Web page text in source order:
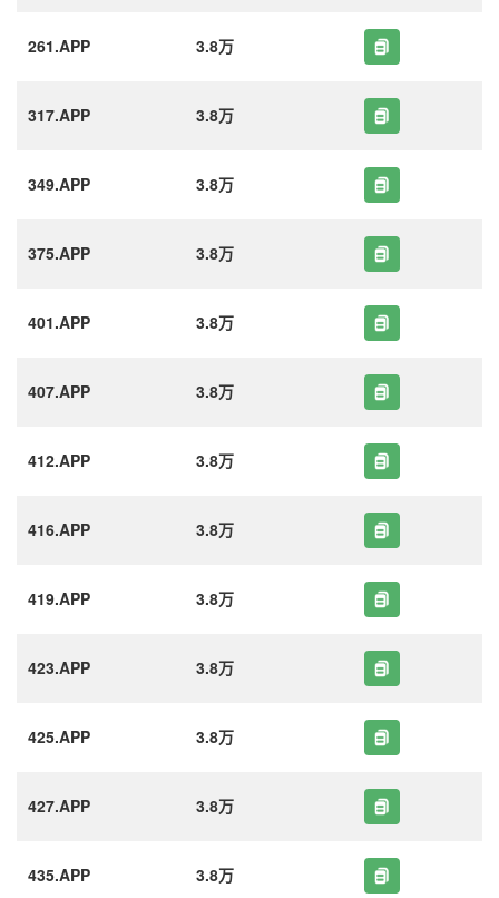
261.APP 3.8万
317.APP 3.8万
349.APP 3.8万
375.APP 3.8万
401.APP 3.8万
407.APP 3.8万
412.APP 3.8万
416.APP 3.8万
419.APP 3.8万
423.APP 3.8万
425.APP 3.8万
427.APP 3.8万
435.APP 3.8万